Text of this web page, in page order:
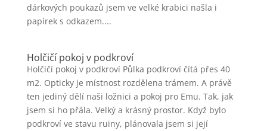
dárkových poukazů jsem ve velké krabici našla i
papírek s odkazem....
Holčičí pokoj v podkroví
Holčičí pokoj v podkroví Půlka podkroví čítá přes 40
m2. Opticky je místnost rozdělena trámem. A právě
ten jediný dělí naši ložnici a pokoj pro Emu. Tak, jak
jsem si ho přála. Velký a krásný prostor. Když bylo
podkroví ve stavu ruiny, plánovala jsem si její